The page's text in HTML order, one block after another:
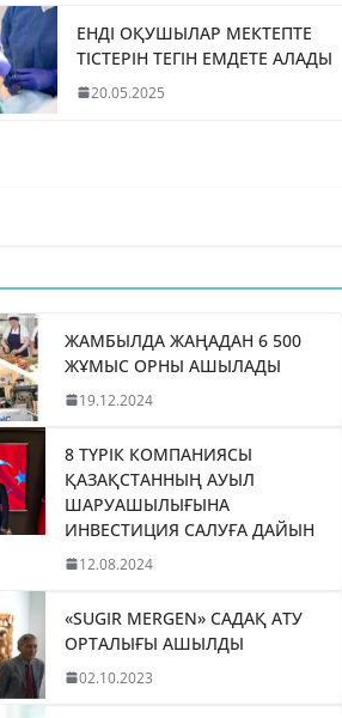
ЕНДІ ОҚУШЫЛАР МЕКТЕПТЕ
ТІСТЕРІН ТЕГІН ЕМДЕТЕ АЛАДЫ
20.05.2025
ЖАМБЫЛДА ЖАҢАДАН 6 500
ЖҰМЫС ОРНЫ АШЫЛАДЫ
19.12.2024
8 ТҮРІК КОМПАНИЯСЫ
ҚАЗАҚСТАННЫҢ АУЫЛ
ШАРУАШЫЛЫҒЫНА
ИНВЕСТИЦИЯ САЛУҒА ДАЙЫН
12.08.2024
«SUGIR MERGEN» САДАҚ АТУ
ОРТАЛЫҒЫ АШЫЛДЫ
02.10.2023